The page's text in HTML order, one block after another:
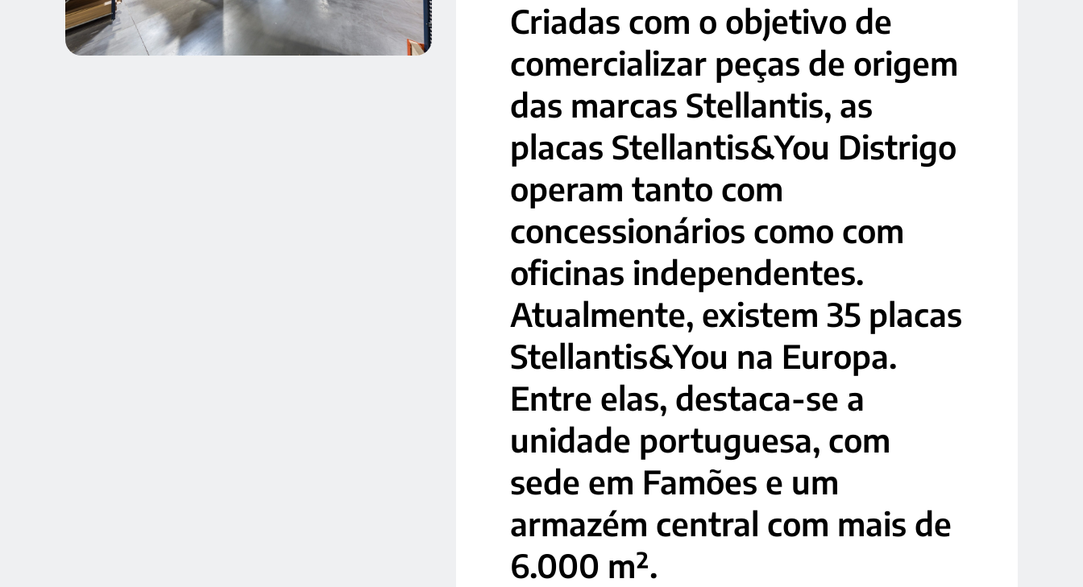
Criadas com o objetivo de
comercializar peças de origem
das marcas Stellantis, as
placas Stellantis&You Distrigo
operam tanto com
concessionários como com
oficinas independentes.
Atualmente, existem 35 placas
Stellantis&You na Europa.
Entre elas, destaca-se a
unidade portuguesa, com
sede em Famões e um
armazém central com mais de
6.000 m².